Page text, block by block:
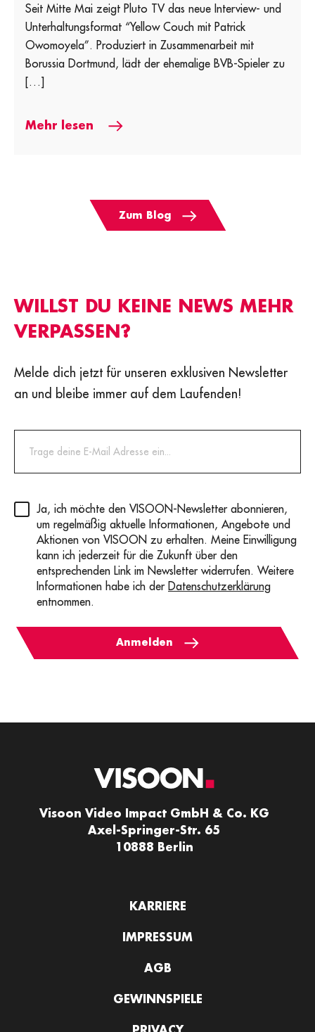
Seit Mitte Mai zeigt Pluto TV das neue Interview- und
Unterhaltungsformat “Yellow Couch mit Patrick
Owomoyela”. Produziert in Zusammenarbeit mit
Borussia Dortmund, lädt der ehemalige BVB-Spieler zu
[…]
Mehr lesen
Zum Blog
WILLST DU KEINE NEWS MEHR
VERPASSEN?
Melde dich jetzt für unseren exklusiven Newsletter
an und bleibe immer auf dem Laufenden!
Privacy(erforderlich)
Ja, ich möchte den VISOON-Newsletter abonnieren,
um regelmäßig aktuelle Informationen, Angebote und
Aktionen von VISOON zu erhalten. Meine Einwilligung
kann ich jederzeit für die Zukunft über den
entsprechenden Link im Newsletter widerrufen. Weitere
Informationen habe ich der Datenschutzerklärung
entnommen.
Anmelden
Visoon Video Impact GmbH & Co. KG
Axel-Springer-Str. 65
10888 Berlin
KARRIERE
IMPRESSUM
AGB
GEWINNSPIELE